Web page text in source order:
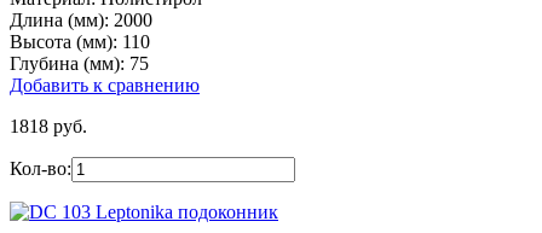
Длина (мм): 2000
Высота (мм): 110
Глубина (мм): 75
Добавить к сравнению
1818 руб.
Кол-во: